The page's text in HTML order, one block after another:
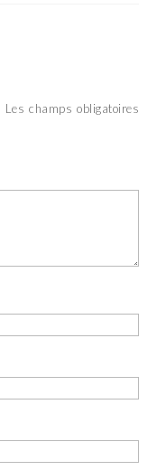
Les champs obligatoires